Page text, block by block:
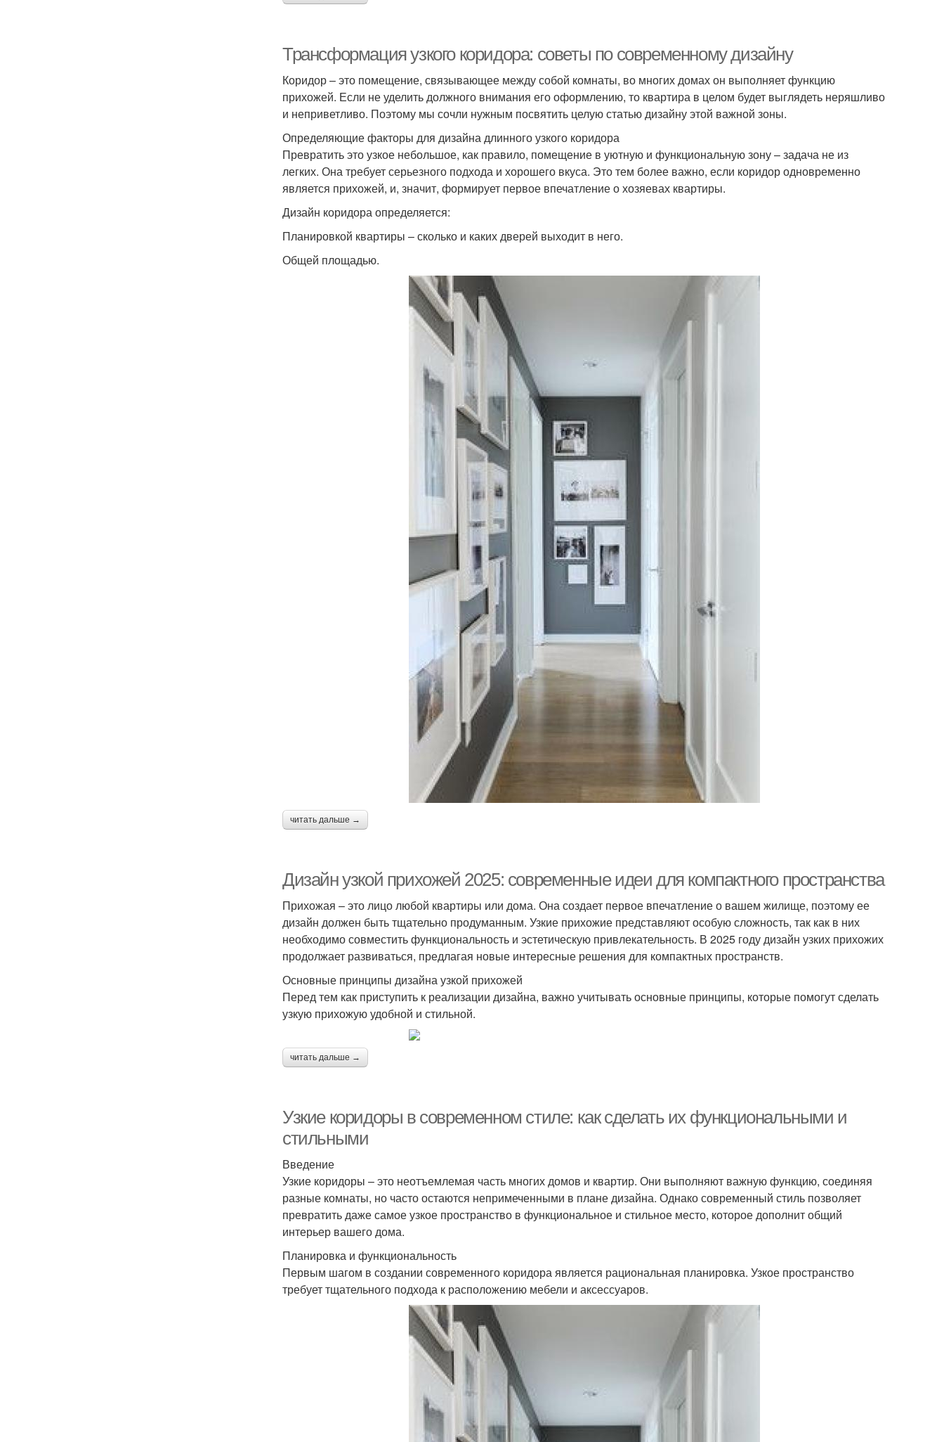
Трансформация узкого коридора: советы по современному дизайну
Коридор – это помещение, связывающее между собой комнаты, во многих домах он выполняет функцию
прихожей. Если не уделить должного внимания его оформлению, то квартира в целом будет выглядеть неряшливо
и неприветливо. Поэтому мы сочли нужным посвятить целую статью дизайну этой важной зоны.
Определяющие факторы для дизайна длинного узкого коридора
Превратить это узкое небольшое, как правило, помещение в уютную и функциональную зону – задача не из
легких. Она требует серьезного подхода и хорошего вкуса. Это тем более важно, если коридор одновременно
является прихожей, и, значит, формирует первое впечатление о хозяевах квартиры.
Дизайн коридора определяется:
Планировкой квартиры – сколько и каких дверей выходит в него.
Общей площадью.
читать дальше →
Дизайн узкой прихожей 2025: современные идеи для компактного пространства
Прихожая – это лицо любой квартиры или дома. Она создает первое впечатление о вашем жилище, поэтому ее
дизайн должен быть тщательно продуманным. Узкие прихожие представляют особую сложность, так как в них
необходимо совместить функциональность и эстетическую привлекательность. В 2025 году дизайн узких прихожих
продолжает развиваться, предлагая новые интересные решения для компактных пространств.
Основные принципы дизайна узкой прихожей
Перед тем как приступить к реализации дизайна, важно учитывать основные принципы, которые помогут сделать
узкую прихожую удобной и стильной.
читать дальше →
Узкие коридоры в современном стиле: как сделать их функциональными и
стильными
Введение
Узкие коридоры – это неотъемлемая часть многих домов и квартир. Они выполняют важную функцию, соединяя
разные комнаты, но часто остаются непримеченными в плане дизайна. Однако современный стиль позволяет
превратить даже самое узкое пространство в функциональное и стильное место, которое дополнит общий
интерьер вашего дома.
Планировка и функциональность
Первым шагом в создании современного коридора является рациональная планировка. Узкое пространство
требует тщательного подхода к расположению мебели и аксессуаров.